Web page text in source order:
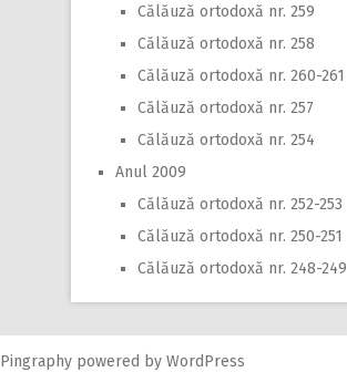
Călăuză ortodoxă nr. 259
Călăuză ortodoxă nr. 258
Călăuză ortodoxă nr. 260-261
Călăuză ortodoxă nr. 257
Călăuză ortodoxă nr. 254
Anul 2009
Călăuză ortodoxă nr. 252-253
Călăuză ortodoxă nr. 250-251
Călăuză ortodoxă nr. 248-249
Pingraphy powered by WordPress